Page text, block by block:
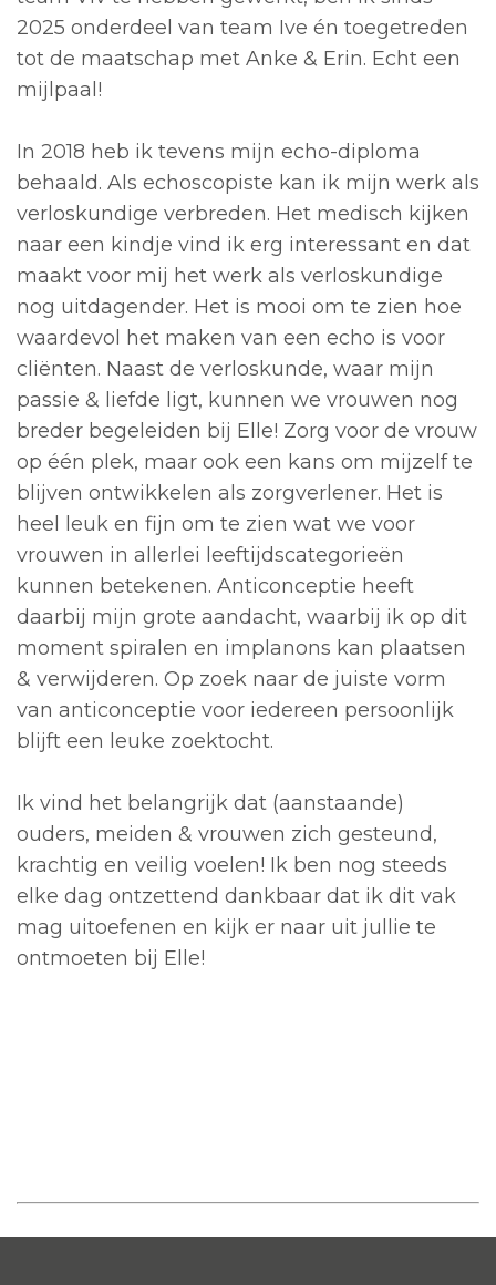
2025 onderdeel van team Ive én toegetreden
tot de maatschap met Anke & Erin. Echt een
mijlpaal!
In 2018 heb ik tevens mijn echo-diploma
behaald. Als echoscopiste kan ik mijn werk als
verloskundige verbreden. Het medisch kijken
naar een kindje vind ik erg interessant en dat
maakt voor mij het werk als verloskundige
nog uitdagender. Het is mooi om te zien hoe
waardevol het maken van een echo is voor
cliënten. Naast de verloskunde, waar mijn
passie & liefde ligt, kunnen we vrouwen nog
breder begeleiden bij Elle! Zorg voor de vrouw
op één plek, maar ook een kans om mijzelf te
blijven ontwikkelen als zorgverlener. Het is
heel leuk en fijn om te zien wat we voor
vrouwen in allerlei leeftijdscategorieën
kunnen betekenen. Anticonceptie heeft
daarbij mijn grote aandacht, waarbij ik op dit
moment spiralen en implanons kan plaatsen
& verwijderen. Op zoek naar de juiste vorm
van anticonceptie voor iedereen persoonlijk
blijft een leuke zoektocht.
Ik vind het belangrijk dat (aanstaande)
ouders, meiden & vrouwen zich gesteund,
krachtig en veilig voelen! Ik ben nog steeds
elke dag ontzettend dankbaar dat ik dit vak
mag uitoefenen en kijk er naar uit jullie te
ontmoeten bij Elle!